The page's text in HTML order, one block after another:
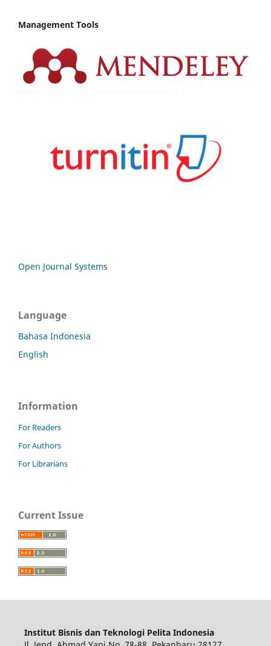
Management Tools
Open Journal Systems
Language
Bahasa Indonesia
English
Information
For Readers
For Authors
For Librarians
Current Issue
Institut Bisnis dan Teknologi Pelita Indonesia